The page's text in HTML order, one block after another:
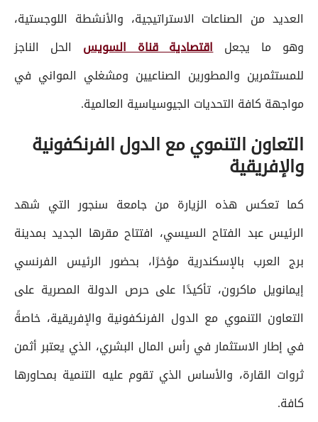
العديد من الصناعات الاستراتيجية، والأنشطة اللوجستية،
وهو ما يجعلاقتصادية قناة السويس الحل الناجز
للمستثمرين والمطورين الصناعيين ومشغلي المواني في
مواجهة كافة التحديات الجيوسياسية العالمية.
التعاون التنموي مع الدول الفرنكفونية
والإفريقية
كما تعكس هذه الزيارة من جامعة سنجور التي شهد
الرئيس عبد الفتاح السيسي، افتتاح مقرها الجديد بمدينة
برج العرب بالإسكندرية مؤخرًا، بحضور الرئيس الفرنسي
إيمانويل ماكرون، تأكيدًا على حرص الدولة المصرية على
التعاون التنموي مع الدول الفرنكفونية والإفريقية، خاصةً
في إطار الاستثمار في رأس المال البشري، الذي يعتبر أثمن
ثروات القارة، والأساس الذي تقوم عليه التنمية بمحاورها
كافة.